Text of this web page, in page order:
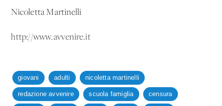
Nicoletta Martinelli
http://www.avvenire.it
giovani adulti nicoletta martinelli
redazione avvenire scuola famiglia censura